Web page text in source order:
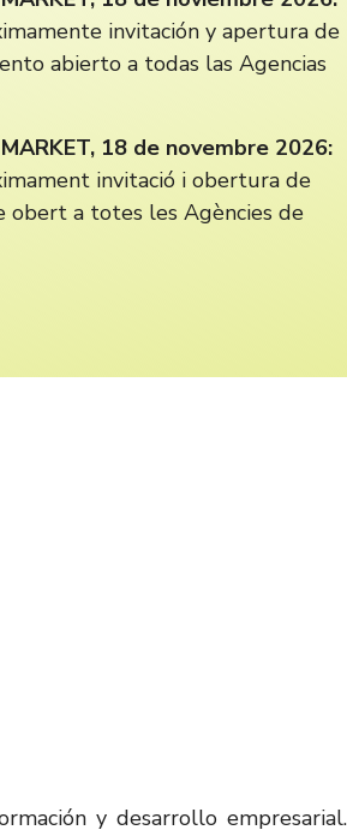
invitación y apertura de
abierto a todas las Agencias
18 de novembre 2026:
invitació i obertura de
obert a totes les Agències de
y desarrollo empresarial.